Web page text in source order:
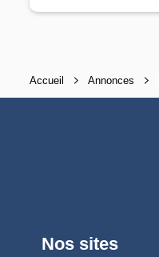
Accueil Annonces
Nos sites